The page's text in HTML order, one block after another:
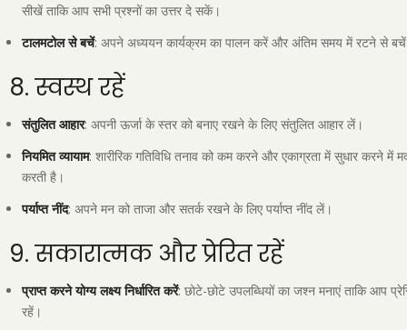
सीखें ताकि आप सभी प्रश्नों का उत्तर दे सकें।
टालमटोल से बचें: अपने अध्ययन कार्यक्रम का पालन करें और अंतिम समय में रटने से
8. स्वस्थ रहें
संतुलित आहार: अपनी ऊर्जा के स्तर को बनाए रखने के लिए संतुलित आहार लें।
नियमित व्यायाम: शारीरिक गतिविधि तनाव को कम करने और एकाग्रता में सुधार करने में
करती है।
पर्याप्त नींद: अपने मन को ताजा और सतर्क रखने के लिए पर्याप्त नींद लें।
9. सकारात्मक और प्रेरित रहें
प्राप्त करने योग्य लक्ष्य निर्धारित करें: छोटे-छोटे उपलब्धियों का जश्न मनाएं ताकि आप
रहें।